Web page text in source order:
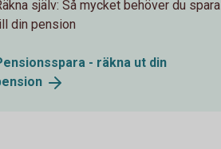
själv: Så mycket behöver du spara
din pension
- räkna ut din